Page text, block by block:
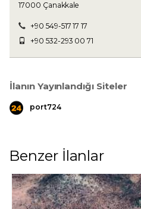
17000 Çanakkale
+90 549-517 17 17
+90 532-293 00 71
İlanın Yayınlandığı Siteler
port724
Benzer İlanlar